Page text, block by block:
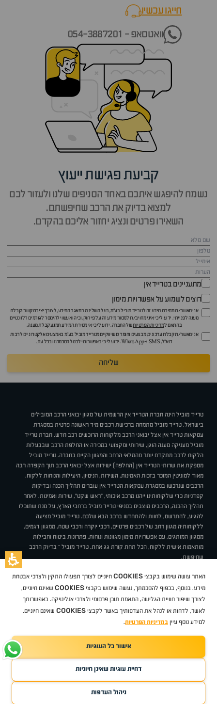
חייגו עכשיוcall now
וואטסאפ - 054-3887201
קביעת פגישת ייעוץ
נשמח להיפגש איתכם באחד הסניפים שלנו ולעזור לכם
למצוא בדיוק את הרכב שחיפשתם.
השאירו פרטים ונציג יחזור אליכם בהקדם.
מתעניינים בטרייד אין
רוצים לשמוע על אפשרויות מימון
אני מאשר/ת מסירת מידע זה לטרייד מוביל בע"מ, בעל השליטה במאגר המידע, לצורך יצירת קשר וקבלת
מענה לפנייתי. ידוע לי כי איני מחויב/ת למסור מידע זה על פי חוק, וכי הוא עשוי להימסר לגורמים רלוונטיים
בהתאם למדיניות הפרטיותשל החברה. ידוע לי כי אי מסירת המידע תמנע קבלת מענה.
אני מאשר/ת קבלת עדכונים, מבצעים וחומרים שיווקיים מטרייד מוביל בע"מ באמצעים אלקטרוניים לרבות
דוא״ל, SMS ו-WhatsApp. ידוע לי כי באפשרותי לבטל הסכמה זו בכל עת.
שליחה
טרייד מוביל הינה חברת הטרייד אין הרשמית של מגוון יבואני הרכב המובילים
בישראל. טרייד מוביל מתמחה ברכישת רכבים מיד ראשונה פרטית במסגרת
עסקאות טרייד אין אצל יבואני הרכב מלקוחות הרוכשים רכב חדש. חברת טרייד
מוביל מעניקה מענה הוגן, שירותי ומקצועי במכירה או החלפת הרכב שבבעלות
הלקוח לרכב מתקדם יותר מהמלאי הרחב והמגוון הקיים בחברה. טרייד מוביל
מספקת את שרותי הטרייד אין (החלפה) ישירות אצל יבואני הרכב תוך הקפדה רבה
מאוד למוניטין המוכר בזכות האמינות, השירות, הניסיון, היעילות והנוחות ללקוח.
הרכבים שנרכשו במסגרת עסקאות הטרייד אין עוברים תהליך הכנה ובדיקות
קפדניות כדי שלקוחותינו ייהנו מרכב איכותי, "ראש שקט", שירות ואמינות. לאחר
תהליך ההכנה, הרכבים מוצבים בסניפי טרייד מוביל ברחבי הארץ, על מנת שתוכלו
להגיע, להתרשם, לחוות ולהתחדש ברכב הבא שלכם. טרייד מוביל מציעה
ללקוחותיה מגוון רחב של רכבים פרטיים, רכבי יוקרה ורכבי שטח, ממגוון דגמים,
ממגוון המותגים, עם אפשרויות מימון מגוונות ונוחות, פתרונות ביטוח וחבילות
מותאמות אישית ללקוח, הכל תחת קורת גג אחת. טרייד מוביל – בדיוק הרכב
שחיפשת.
תקנוןBUY BACKמבצעיםמגזין טרייד מובילאיך זה עובד? דרושים
ניהול העדפות עוגיות
סיטרואן אופלפיג'וMG
Geelyמזדהבי ווי דיצ'רי טסלהניסאןטויוטהדאצ'יהפולקסווגןטסלה
ב מ וולקסוסאאודיסקודהיונדאירנושברולט
TradeMobile instagram
TradeMobile youtube
TradeMobile facebook
ריגו מרקטינג - קידום אתרים
כל הזכויות שמורות טרייד מוביל2026
האתר עושה שימוש בקבצי COOKIES חיוניים לצורך תפעולו התקין ולצרכי אבטחת
מידע. בנוסף, בכפוף להסכמתך, נעשה שימוש בקבצי COOKIES שאינם חיוניים,
לצורך שיפור חוויית הגלישה, התאמת תוכן פרסומי ולצרכי אנליטיקה. באפשרותך
לאשר, לדחות או לנהל את העדפותיך באשר לקבצי COOKIES שאינם חיוניים.
למידע נוסף עיין במדיניות הפרטיות.
אישור כל העוגיות
דחיית עוגיות שאינן חיוניות
ניהול העדפות